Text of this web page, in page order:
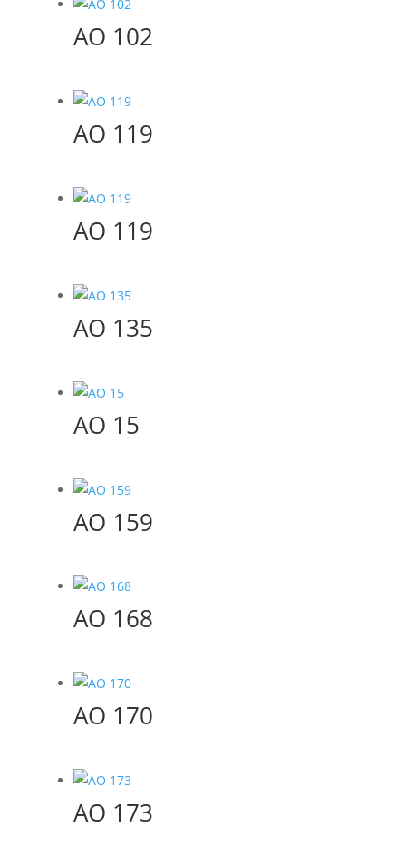
AO 102
AO 119
AO 119
AO 135
AO 15
AO 159
AO 168
AO 170
AO 173